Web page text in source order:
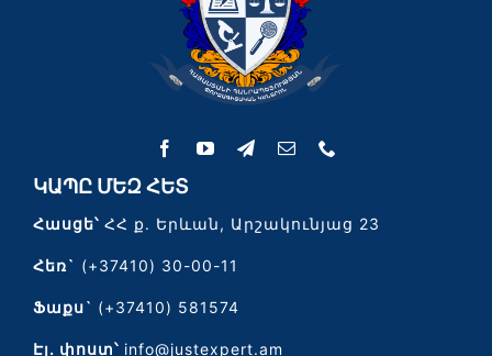
ԿԱՊԸ ՄԵԶ ՀԵՏ
Հասցե՝ՀՀ ք. Երևան, Արշակունյաց 23
Հեռ` (+37410) 30-00-11
Ֆաքս` (+37410) 581574
Էլ․ փոստ՝ info@justexpert.am